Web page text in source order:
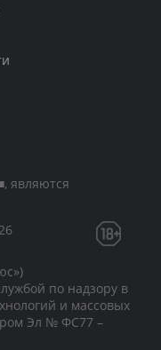
являются
по надзору в
и массовых
Эл № ФС77 –